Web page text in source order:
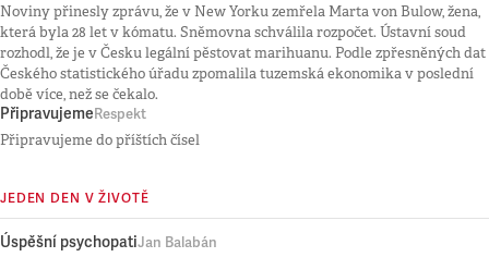
Noviny přinesly zprávu, že v New Yorku zemřela Marta von Bulow, žena,
která byla 28 let v kómatu. Sněmovna schválila rozpočet. Ústavní soud
rozhodl, že je v Česku legální pěstovat marihuanu. Podle zpřesněných dat
Českého statistického úřadu zpomalila tuzemská ekonomika v poslední
době více, než se čekalo.
PřipravujemeRespekt
Připravujeme do příštích čísel
JEDEN DEN V ŽIVOTĚ
Úspěšní psychopatiJan Balabán